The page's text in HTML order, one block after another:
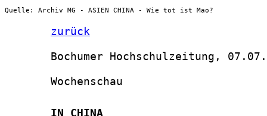
Quelle: Archiv MG - ASIEN CHINA - Wie tot ist Mao?
zurück
Bochumer Hochschulzeitung,
       Wochenschau
       IN CHINA